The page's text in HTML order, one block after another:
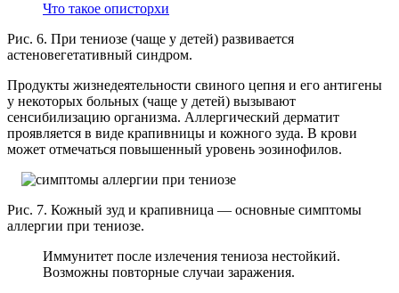
Что такое описторхи
Рис. 6. При тениозе (чаще у детей) развивается
астеновегетативный синдром.
Продукты жизнедеятельности свиного цепня и его антигены
у некоторых больных (чаще у детей) вызывают
сенсибилизацию организма. Аллергический дерматит
проявляется в виде крапивницы и кожного зуда. В крови
может отмечаться повышенный уровень эозинофилов.
Рис. 7. Кожный зуд и крапивница — основные симптомы
аллергии при тениозе.
Иммунитет после излечения тениоза нестойкий.
Возможны повторные случаи заражения.